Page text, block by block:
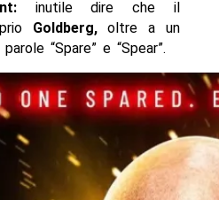
inutile dire che il
Goldberg,oltre a un
“Spare” e “Spear”.